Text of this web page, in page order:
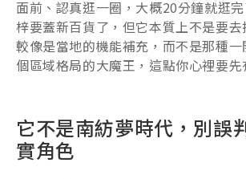
面前、認真逛一圈，大概20分鐘就逛
梓要蓋新百貨了，但它本質上不是要
較像是當地的機能補充，而不是那種
個區域格局的大魔王，這點你心裡要先
它不是南紡夢時代，別誤
實角色